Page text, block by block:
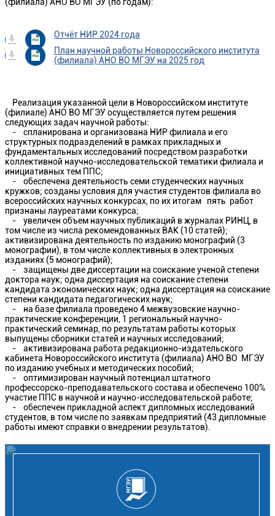
Отчёт НИР 2024 года
План научной работы Новороссийского института
(филиала) АНО ВО МГЭУ на 2025 год
Реализация указанной цели в Новороссийском институте
(филиале) АНО ВО МГЭУ осуществляется путем решения
следующих задач научной работы:
- спланирована и организована НИР филиала и его
структурных подразделений в рамках прикладных и
фундаментальных исследований посредством разработки
коллективной научно-исследовательской тематики филиала и
инициативных тем ППС;
- обеспечена деятельность семи студенческих научных
кружков; созданы условия для участия студентов филиала во
всероссийских научных конкурсах, по их итогам пять работ
признаны лауреатами конкурса;
- увеличен объем научных публикаций в журналах РИНЦ, в
том числе из числа рекомендованных ВАК (10 статей);
активизирована деятельность по изданию монографий (3
монографии), в том числе коллективных в электронных
изданиях (5 монографий);
- защищены две диссертации на соискание ученой степени
доктора наук; одна диссертация на соискание степени
кандидата экономических наук; одна диссертация на соискание
степени кандидата педагогических наук;
- на базе филиала проведено 4 межвузовские научно-
практические конференции, 1 региональный научно-
практический семинар, по результатам работы которых
выпущены сборники статей и научных исследований;
- активизирована работа редакционно-издательского
кабинета Новороссийского института (филиала) АНО ВО МГЭУ
по изданию учебных и методических пособий;
- оптимизирован научный потенциал штатного
профессорско-преподавательского состава и обеспечено 100%
участие ППС в научной и научно-исследовательской работе;
- обеспечен прикладной аспект дипломных исследований
студентов, в том числе по заявкам предприятий (43 дипломные
работы имеют справки о внедрении результатов).